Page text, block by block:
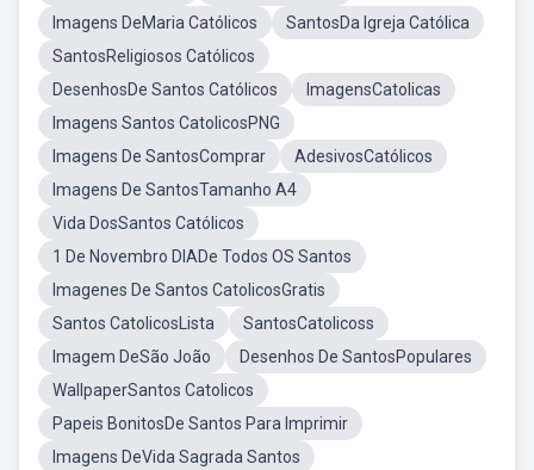
Imagens DeMaria Católicos
SantosDa Igreja Católica
SantosReligiosos Católicos
DesenhosDe Santos Católicos
ImagensCatolicas
Imagens Santos CatolicosPNG
Imagens De SantosComprar
AdesivosCatólicos
Imagens De SantosTamanho A4
Vida DosSantos Católicos
1 De Novembro DIADe Todos OS Santos
Imagenes De Santos CatolicosGratis
Santos CatolicosLista
SantosCatolicoss
Imagem DeSão João
Desenhos De SantosPopulares
WallpaperSantos Catolicos
Papeis BonitosDe Santos Para Imprimir
Imagens DeVida Sagrada Santos